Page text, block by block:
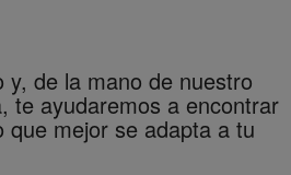
y, de la mano de nuestro
te ayudaremos a encontrar
que mejor se adapta a tu